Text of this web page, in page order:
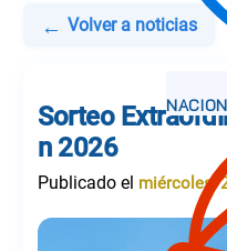
← Volver a noticias
Sorteo
n 2026
Publicado el miércoles,